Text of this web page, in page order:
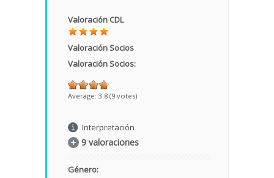
Valoración CDL
Valoración Socios
Valoración Socios:
Average: 3.8 (9 votes)
Interpretación
9 valoraciones
Género: